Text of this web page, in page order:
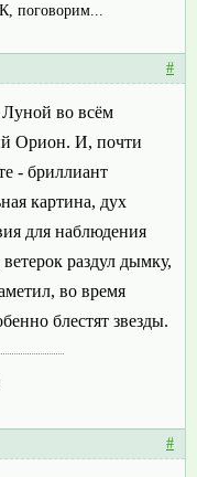
поговорим...
#
во всём
Орион. И, почти
- бриллиант
картина, дух
для наблюдения
раздул дымку,
во время
блестят звезды.
#